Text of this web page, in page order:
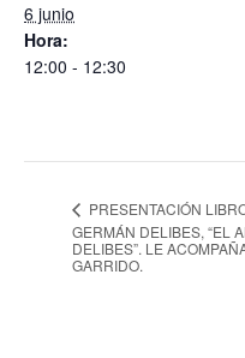
6 junio
Hora:
12:00 - 12:30
PRESENTACIÓN
GERMÁN DELIBES, “EL
DELIBES”. LE
GARRIDO.